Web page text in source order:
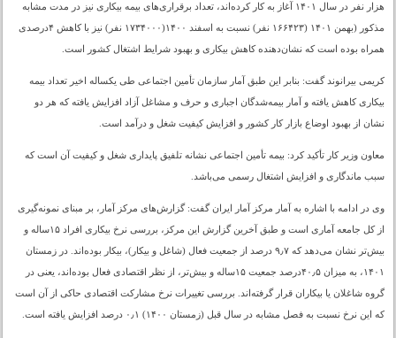
هزار نفر در سال ۱۴۰۱ آغاز به کار کرده‌‌اند، تعداد برقراری‌های بیمه بیکاری نیز در مدت مشابه
مذکور (بهمن ۱۴۰۱ (۱۶۶۴۲۳ نفر) نسبت به اسفند ۱۴۰۰(۱۷۳۴۰۰۰ نفر) نیز با کاهش ۴درصدی
همراه بوده است که نشان‌دهنده کاهش بیکاری و بهبود شرایط اشتغال کشور است.
کریمی بیرانوند گفت: بنابر این طبق آمار سازمان تأمین اجتماعی طی یکساله اخیر تعداد بیمه
بیکاری کاهش یافته و آمار بیمه‌شدگان اجباری و حرف و مشاغل آزاد افزایش یافته که هر دو
نشان از بهبود اوضاع بازار کار کشور و افزایش کیفیت شغل و درآمد است.
معاون وزیر کار تأکید کرد: بیمه تأمین اجتماعی نشانه تلفیق پایداری شغل و کیفیت آن است که
سبب ماندگاری و افزایش اشتغال رسمی می‌باشد.
وی در ادامه با اشاره به آمار مرکز آمار ایران گفت: گزارش‌های مرکز آمار، بر مبنای نمونه‌گیری
از کل جامعه آماری است و طبق آخرین گزارش این مرکز، بررسی نرخ بیکاری افراد ۱۵ساله و
بیش‌تر نشان می‌دهد که ۹٫۷ درصد از جمعیت فعال (شاغل و بیکار)، بیکار بوده‌اند. در زمستان
۱۴۰۱، به میزان ۴۰٫۵درصد جمعیت ۱۵ساله و بیش‌تر، از نظر اقتصادی فعال بوده‌اند، یعنی در
گروه شاغلان یا بیکاران قرار گرفته‌اند. بررسی تغییرات نرخ مشارکت اقتصادی حاکی از آن است
که این نرخ نسبت به فصل مشابه در سال قبل (زمستان ۱۴۰۰) ۰٫۱ درصد افزایش یافته است.